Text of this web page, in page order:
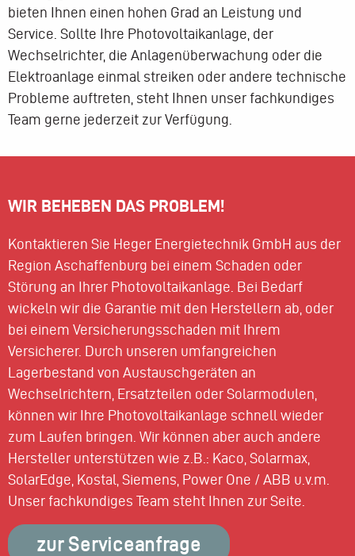
bieten Ihnen einen hohen Grad an Leistung und
Service. Sollte Ihre Photovoltaikanlage, der
Wechselrichter, die Anlagenüberwachung oder die
Elektroanlage einmal streiken oder andere technische
Probleme auftreten, steht Ihnen unser fachkundiges
Team gerne jederzeit zur Verfügung.
WIR BEHEBEN DAS PROBLEM!
Kontaktieren Sie Heger Energietechnik GmbH aus der
Region Aschaffenburg bei einem Schaden oder
Störung an Ihrer Photovoltaikanlage. Bei Bedarf
wickeln wir die Garantie mit den Herstellern ab, oder
bei einem Versicherungsschaden mit Ihrem
Versicherer. Durch unseren umfangreichen
Lagerbestand von Austauschgeräten an
Wechselrichtern, Ersatzteilen oder Solarmodulen,
können wir Ihre Photovoltaikanlage schnell wieder
zum Laufen bringen. Wir können aber auch andere
Hersteller unterstützen wie z.B.: Kaco, Solarmax,
SolarEdge, Kostal, Siemens, Power One / ABB u.v.m.
Unser fachkundiges Team steht Ihnen zur Seite.
zur Serviceanfrage